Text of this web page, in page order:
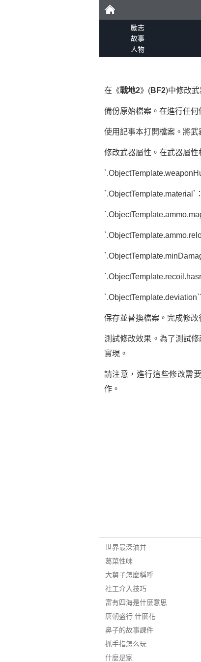
勵
勵志
故事
人物
在《戰地2》(BF2)中修改武
備份原始檔案。在進行任
使用記事本打開檔案。將
修改武器屬性。在武器屬性
`.ObjectTemplate.material`
保存並替換檔案。完成修
測試修改效果。為了測試
實現。
請注意，進行這些修改需
作。
世界最深油井
葛菜性味
大舅子怎麼稱呼
社工介入技巧
富有四海是什麼意思
唐朝盛行 什麼花
鼻子的故事課件
抓手指怎么玩
什麼是家